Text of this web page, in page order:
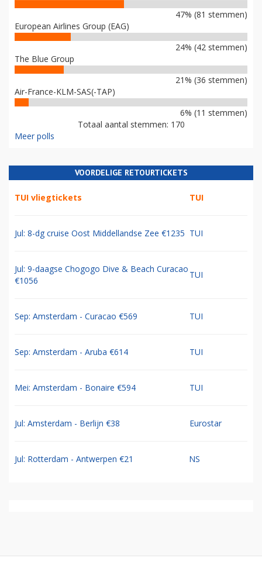
47% (81 stemmen)
European Airlines Group (EAG)
24% (42 stemmen)
The Blue Group
21% (36 stemmen)
Air-France-KLM-SAS(-TAP)
6% (11 stemmen)
Totaal aantal stemmen: 170
Meer polls
VOORDELIGE RETOURTICKETS
TUI vliegtickets TUI
Jul: 8-dg cruise Oost Middellandse Zee €1235 TUI
Jul: 9-daagse Chogogo Dive & Beach Curacao
€1056
TUI
Sep: Amsterdam - Curacao €569 TUI
Sep: Amsterdam - Aruba €614 TUI
Mei: Amsterdam - Bonaire €594 TUI
Jul: Amsterdam - Berlijn €38 Eurostar
Jul: Rotterdam - Antwerpen €21 NS